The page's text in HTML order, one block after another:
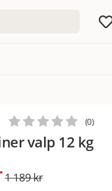
valp 12 kg
(0)
1 189 kr